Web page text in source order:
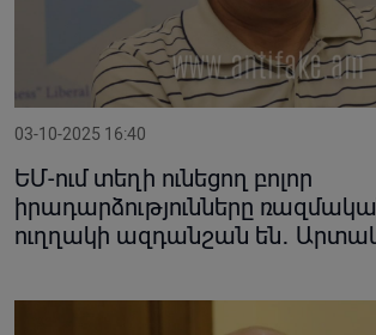
03-10-2025 16:40
ԵՄ-ում տեղի ունեցող բոլոր
իրադարձությունները
ուղղակի ազդանշան են․